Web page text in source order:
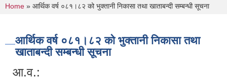
You are here
Home » आर्थिक वर्ष ०८१।८२ को भुक्तानी निकासा तथा खाताबन्दी सम्बन्धी सूचना
आर्थिक वर्ष ०८१।८२ को भुक्तानी निकासा तथा
खाताबन्दी सम्बन्धी सूचना
आ.व.: